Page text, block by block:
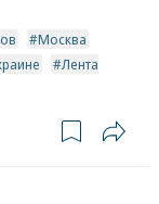
Москва
Лента